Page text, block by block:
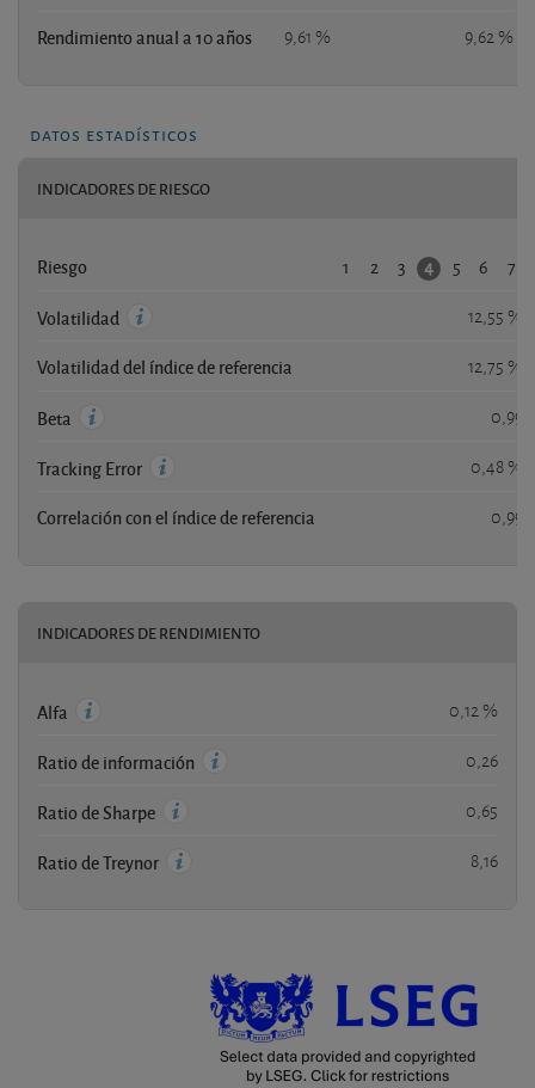
Rendimiento anual a 10 años 9,61 % 9,62 %
datos estadísticos
INDICADORES DE RIESGO
Riesgo 1 2 3 4 5 6 7
Volatilidad 12,55 %
Volatilidad del índice de referencia 12,75 %
Beta 0,99
Tracking Error 0,48 %
Correlación con el índice de referencia 0,99
INDICADORES DE RENDIMIENTO
Alfa 0,12 %
Ratio de información 0,26
Ratio de Sharpe 0,65
Ratio de Treynor 8,16